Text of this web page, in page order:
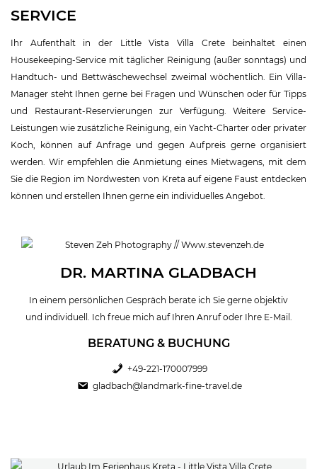
SERVICE
Ihr Aufenthalt in der Little Vista Villa Crete beinhaltet einen
Housekeeping-Service mit täglicher Reinigung (außer sonntags) und
Handtuch- und Bettwäschewechsel zweimal wöchentlich. Ein Villa-
Manager steht Ihnen gerne bei Fragen und Wünschen oder für Tipps
und Restaurant-Reservierungen zur Verfügung. Weitere Service-
Leistungen wie zusätzliche Reinigung, ein Yacht-Charter oder privater
Koch, können auf Anfrage und gegen Aufpreis gerne organisiert
werden. Wir empfehlen die Anmietung eines Mietwagens, mit dem
Sie die Region im Nordwesten von Kreta auf eigene Faust entdecken
können und erstellen Ihnen gerne ein individuelles Angebot.
DR. MARTINA GLADBACH
In einem persönlichen Gespräch berate ich Sie gerne objektiv
und individuell. Ich freue mich auf Ihren Anruf oder Ihre E-Mail.
BERATUNG & BUCHUNG
+49-221-170007999
gladbach@landmark-fine-travel.de